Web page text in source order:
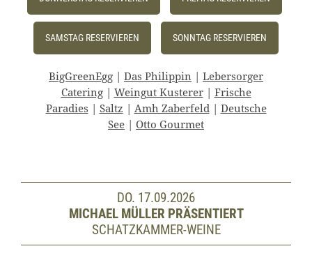
SAMSTAG RESERVIEREN SONNTAG RESERVIEREN
BigGreenEgg | Das Philippin | Lebersorger
Catering| Weingut Kusterer| Frische
Paradies | Saltz | Amh Zaberfeld| Deutsche
See | Otto Gourmet
DO. 17.09.2026
MICHAEL MÜLLER PRÄSENTIERT
SCHATZKAMMER-WEINE